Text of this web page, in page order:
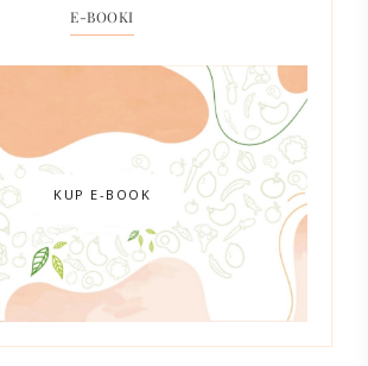
E-BOOKI
KUP E-BOOK